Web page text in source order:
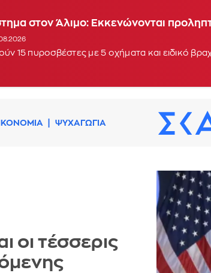
στον Άλιμο: Εκκενώνονται
15 πυροσβέστες με 5 οχήματα και ειδικό
ΨΥΧΑΓΩΓΙΑ
οι τέσσερις